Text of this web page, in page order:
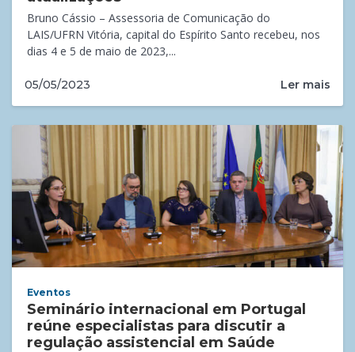
Bruno Cássio – Assessoria de Comunicação do
LAIS/UFRN Vitória, capital do Espírito Santo recebeu, nos
dias 4 e 5 de maio de 2023,...
05/05/2023 Ler mais
Eventos
Seminário internacional em Portugal
reúne especialistas para discutir a
regulação assistencial em Saúde